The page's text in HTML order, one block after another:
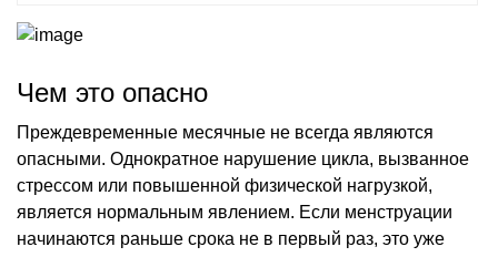
Чем это опасно
Преждевременные месячные не всегда являются
опасными. Однократное нарушение цикла, вызванное
стрессом или повышенной физической нагрузкой,
является нормальным явлением. Если менструации
начинаются раньше срока не в первый раз, это уже